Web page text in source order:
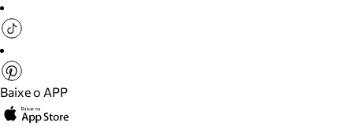
Baixe o APP